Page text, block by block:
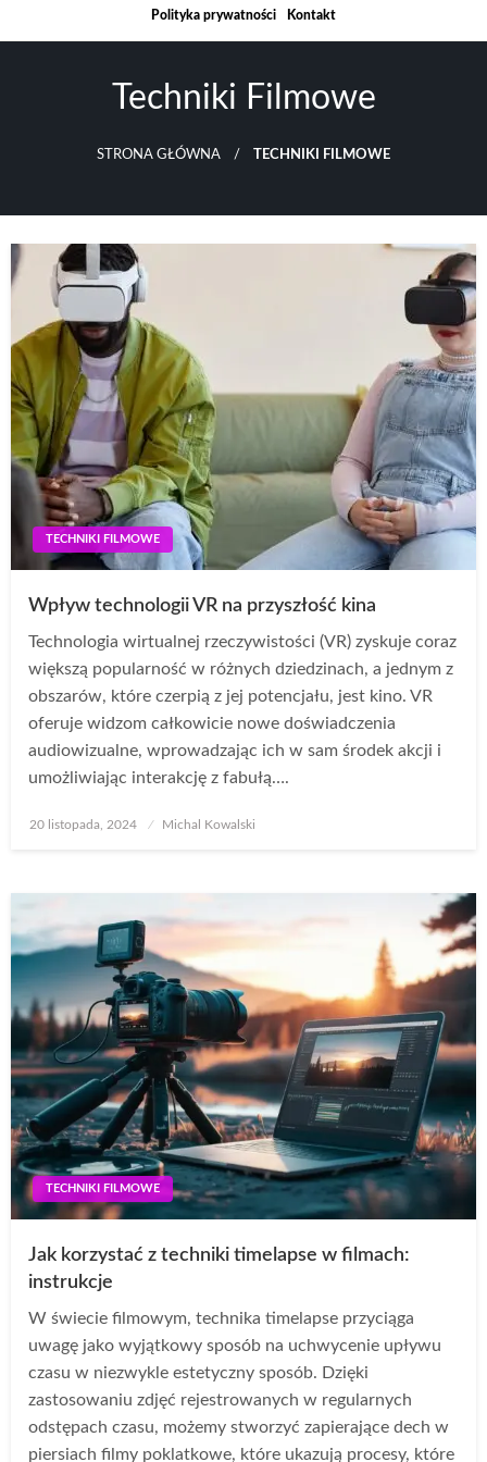
to
Polityka prywatności Kontakt
Techniki Filmowe
STRONA GŁÓWNA TECHNIKI FILMOWE
TECHNIKI FILMOWE
Wpływ technologii VR na przyszłość kina
Technologia wirtualnej rzeczywistości (VR) zyskuje coraz
większą popularność w różnych dziedzinach, a jednym z
obszarów, które czerpią z jej potencjału, jest kino. VR
oferuje widzom całkowicie nowe doświadczenia
audiowizualne, wprowadzając ich w sam środek akcji i
umożliwiając interakcję z fabułą….
Opublikowane
20 listopada, 2024 Michal Kowalski
TECHNIKI FILMOWE
Jak korzystać z techniki timelapse w filmach:
instrukcje
W świecie filmowym, technika timelapse przyciąga
uwagę jako wyjątkowy sposób na uchwycenie upływu
czasu w niezwykle estetyczny sposób. Dzięki
zastosowaniu zdjęć rejestrowanych w regularnych
odstępach czasu, możemy stworzyć zapierające dech w
piersiach filmy poklatkowe, które ukazują procesy, które